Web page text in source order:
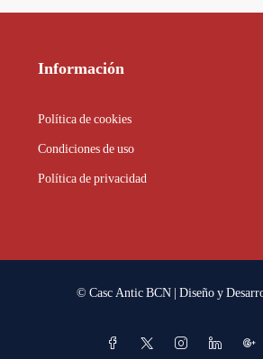
Información
Política de cookies
Condiciones de uso
Política de privacidad
© Casc Antic BCN | Diseño y